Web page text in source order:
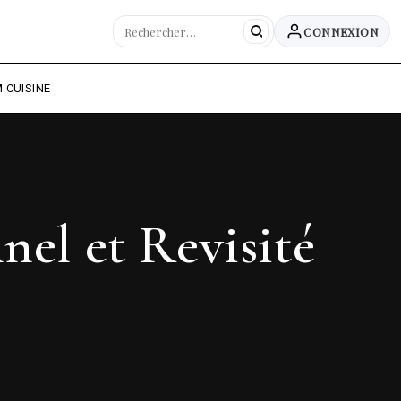
CONNEXION
CUISINE
et Revisité